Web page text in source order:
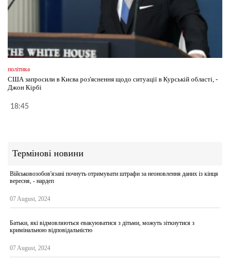
політика
США запросили в Києва роз'яснення щодо ситуації в Курській області, -
Джон Кірбі
18:45
Термінові новини
Військовозобов'язані почнуть отримувати штрафи за неоновлення даних із кінця
вересня, - нардеп
07 August, 2024
Батьки, які відмовляються евакуюватися з дітьми, можуть зіткнутися з
кримінальною відповідальністю
07 August, 2024